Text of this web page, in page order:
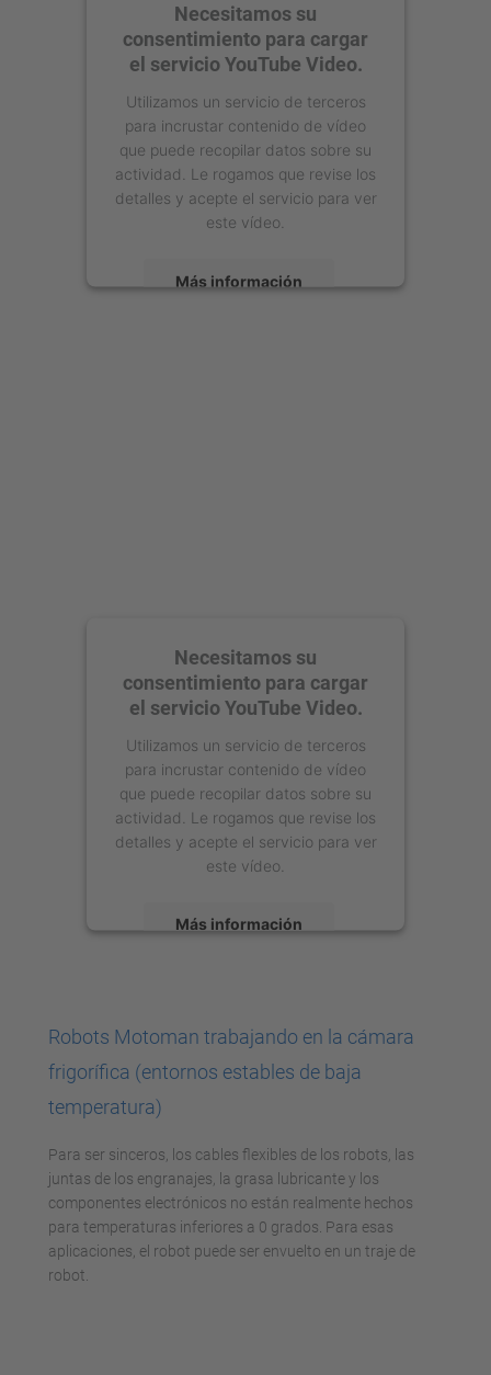
Necesitamos su
consentimiento para cargar
el servicio YouTube Video.
Utilizamos un servicio de terceros
para incrustar contenido de vídeo
que puede recopilar datos sobre su
actividad. Le rogamos que revise los
detalles y acepte el servicio para ver
este vídeo.
Más información
Necesitamos su
consentimiento para cargar
el servicio YouTube Video.
Utilizamos un servicio de terceros
para incrustar contenido de vídeo
que puede recopilar datos sobre su
actividad. Le rogamos que revise los
detalles y acepte el servicio para ver
este vídeo.
Más información
Management Platform
Robots Motoman trabajando en la cámara
frigorífica (entornos estables de baja
temperatura)
Para ser sinceros, los cables flexibles de los robots, las
juntas de los engranajes, la grasa lubricante y los
componentes electrónicos no están realmente hechos
para temperaturas inferiores a 0 grados. Para esas
aplicaciones, el robot puede ser envuelto en un traje de
robot.